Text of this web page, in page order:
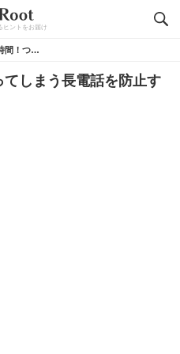
ヒントをお届け
もうこんな時間！ついやってしまう長電話を防止するための対策方法4選
しまう長電話を防止す